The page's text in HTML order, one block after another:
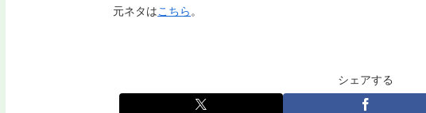
元ネタはこちら 。
シェアする